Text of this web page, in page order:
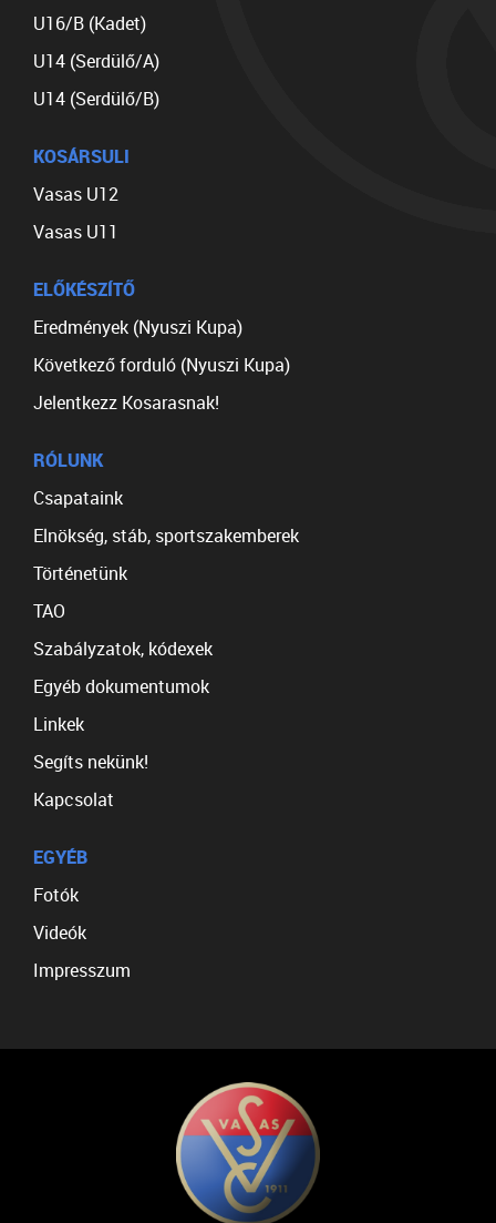
U16/B (Kadet)
U14 (Serdülő/A)
U14 (Serdülő/B)
KOSÁRSULI
Vasas U12
Vasas U11
ELŐKÉSZÍTŐ
Eredmények (Nyuszi Kupa)
Következő forduló (Nyuszi Kupa)
Jelentkezz Kosarasnak!
RÓLUNK
Csapataink
Elnökség, stáb, sportszakemberek
Történetünk
TAO
Szabályzatok, kódexek
Egyéb dokumentumok
Linkek
Segíts nekünk!
Kapcsolat
EGYÉB
Fotók
Videók
Impresszum